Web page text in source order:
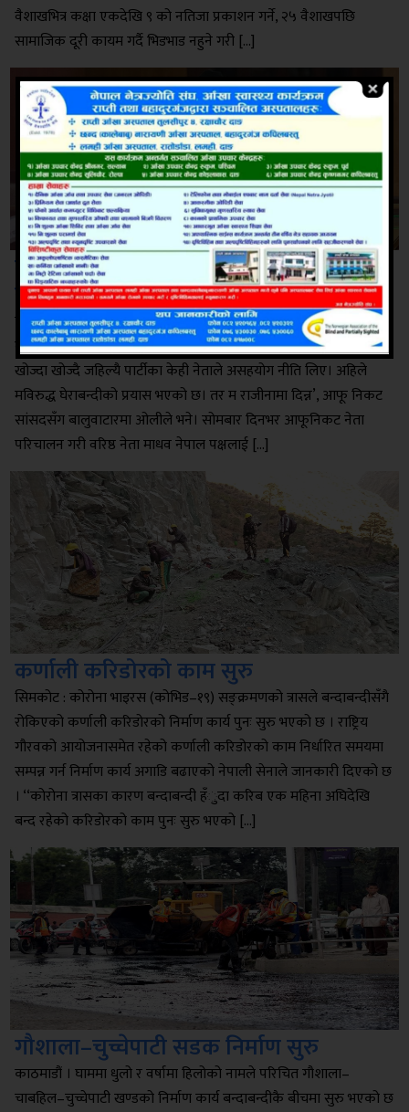
वैशाखभित्र कक्षा एकदेखि ९ को नतिजा प्रकाशन गर्ने, २५ वैशाखपछि
सामाजिक दूरी कायम गर्दै भिडभाड नहुने गरी […]
म बिरुद्ध घेराबन्दीको प्रयास भएको छ
राजीनामा दिन्‍न : प्रधानमन्‍त्री ओली
काठमाडौं । प्रधानमन्त्री केपी ओलीले आफूले नेताहरूले असहयोग नीति
बनाए पनि पदबाट राजीनामा नदिने बताएका छन्। ‘सरकारले काम गर्न
खोज्दा खोज्दै जहिल्यै पार्टीका केही नेताले असहयोग नीति लिए। अहिले
मविरुद्ध घेराबन्दीको प्रयास भएको छ। तर म राजीनामा दिन्न’, आफू निकट
सांसदसँग बालुवाटारमा ओलीले भने। सोमबार दिनभर आफूनिकट नेता
परिचालन गरी वरिष्ठ नेता माधव नेपाल पक्षलाई […]
कर्णाली करिडोरको काम सुरु
सिमकोट : कोरोना भाइरस (कोभिड–१९) सङ्क्रमणको त्रासले बन्दाबन्दीसँगै
रोकिएको कर्णाली करिडोरको निर्माण कार्य पुनः सुरु भएको छ । राष्ट्रिय
गौरवको आयोजनासमेत रहेको कर्णाली करिडोरको काम निर्धारित समयमा
सम्पन्न गर्न निर्माण कार्य अगाडि बढाएको नेपाली सेनाले जानकारी दिएको छ
। ‘‘कोरोना त्रासका कारण बन्दाबन्दी हँुदा करिब एक महिना अघिदेखि
बन्द रहेको करिडोरको काम पुनः सुरु भएको […]
गौशाला–चुच्चेपाटी सडक निर्माण सुरु
काठमाडौं । घाममा धुलो र वर्षामा हिलोको नामले परिचित गौशाला–
चाबहिल–चुच्चेपाटी खण्डको निर्माण कार्य बन्दाबन्दीकै बीचमा सुरु भएको छ